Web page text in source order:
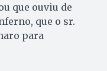
que ouviu de
que o sr.
para